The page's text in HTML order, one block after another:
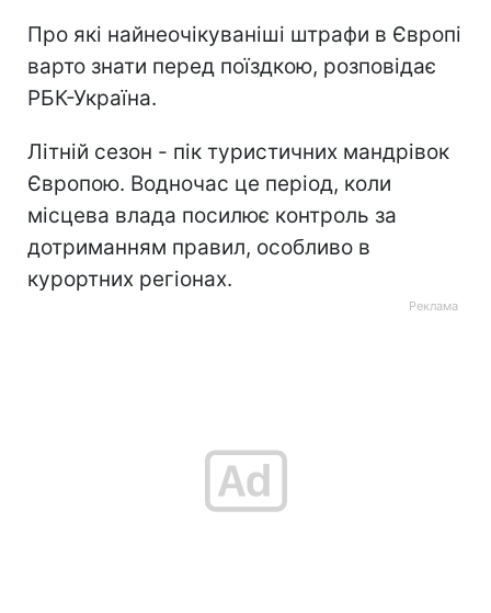
Про які найнеочікуваніші штрафи в Європі
варто знати перед поїздкою, розповідає
РБК-Україна.
Літній сезон - пік туристичних мандрівок
Європою. Водночас це період, коли
місцева влада посилює контроль за
дотриманням правил, особливо в
курортних регіонах.